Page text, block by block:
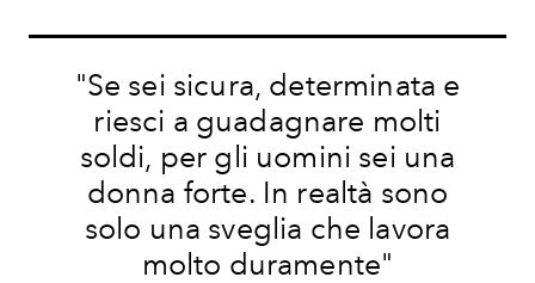
"Se sei sicura, determinata e
riesci a guadagnare molti
soldi, per gli uomini sei una
donna forte. In realtà sono
solo una sveglia che lavora
molto duramente"